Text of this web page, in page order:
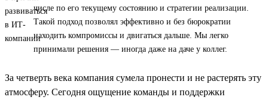
числе по его текущему состоянию и стратегии реализации.
Такой подход позволял эффективно и без бюрократии
находить компромиссы и двигаться дальше. Мы легко
принимали решения — иногда даже на даче у коллег.
За четверть века компания сумела пронести и не растерять эту
атмосферу. Сегодня ощущение команды и поддержки